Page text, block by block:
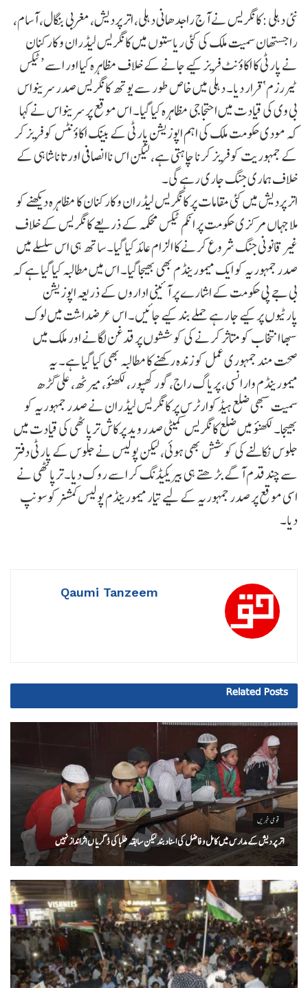
نئی دہلی :کانگریس نے آج راجدھانی دہلی، اتر پردیش، مغربی بنگال، آسام،
راجستھان سمیت ملک کی کئی ریاستوں میں کانگریس لیڈران و کارکنان
نے پارٹی کا اکاؤنٹ فریز کیے جانے کے خلاف مظاہرہ کیا اور اسے ’ٹیکس
ٹیررزم‘ قرار دیا۔ دہلی میں خاص طور سے یوتھ کانگریس صدر سرینواس
بی وی کی قیادت میں احتجاجی مظاہرہ کیا گیا۔ اس موقع پر سرینواس نے کہا
کہ مودی حکومت ملک کی اہم اپوزیشن پارٹی کے بینک اکاؤنٹس کو فریز کر
کے جمہوریت کو فریز کرنا چاہتی ہے، لیکن اس ناانصافی اور تاناشاہی کے
خلاف ہماری جنگ جاری رہے گی۔
اتر پردیش میں کئی مقامات پر کانگریس لیڈران و کارکنان کا مظاہرہ دیکھنے کو
ملا جہاں مرکزی حکومت پر انکم ٹیکس محکمہ کے ذریعے کانگریس کے خلاف
غیر قانونی جنگ شروع کرنے کا الزام عائد کیا گیا۔ ساتھ ہی اس سلسلے میں
صدر جمہوریہ کو ایک میمورینڈم بھی بھیجا گیا۔ اس میں مطالبہ کیا گیا ہے کہ
بی جے پی حکومت کے اشارے پر آئینی اداروں کے ذریعہ اپوزیشن
پارٹیوں پر کیے جا رہے حملے بند کیے جائیں۔ اس عرضداشت میں لوک
سبھا انتخاب کو متاثر کرنے کی کوششوں پر قدغن لگانے اور ملک میں
صحت مند جمہوری عمل کو زندہ رکھنے کا مطالبہ بھی کیا گیا ہے۔ یہ
میمورینڈم وارانسی، پریاگ راج، گورکھپور، لکھنؤ، میرٹھ، علی گڑھ
سمیت سبھی ضلع ہیڈکوارٹرس پر کانگریس لیڈران نے صدر جمہوریہ کو
بھیجا۔ لکھنؤ میں ضلع کانگریس کمیٹی صدر وید پرکاش ترپاٹھی کی قیادت میں
جلوس نکالنے کی کوشش بھی ہوئی، لیکن پولیس نے جلوس کے پارٹی دفتر
سے چند قدم آگے بڑھتے ہی بیریکیڈنگ کر اسے روک دیا۔ ترپاٹھی نے
اسی موقع پر صدر جمہوریہ کے لیے تیار میمورینڈم پولیس کمشنر کوسونپ
دیا۔
Qaumi Tanzeem
Related Posts
قومی خبریں
اتر پردیش کےمدارس میں کامل و فاضل کی اسناد بند لیکن سابقہ طلبا کی ڈگریا ں اثرانداز نہیں